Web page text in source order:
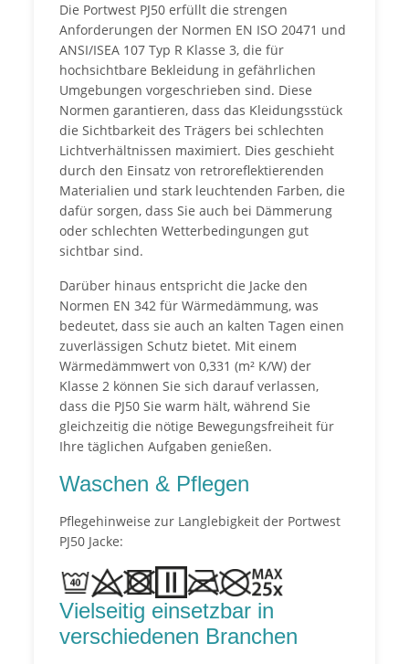
Die Portwest PJ50 erfüllt die strengen
Anforderungen der Normen EN ISO 20471 und
ANSI/ISEA 107 Typ R Klasse 3, die für
hochsichtbare Bekleidung in gefährlichen
Umgebungen vorgeschrieben sind. Diese
Normen garantieren, dass das Kleidungsstück
die Sichtbarkeit des Trägers bei schlechten
Lichtverhältnissen maximiert. Dies geschieht
durch den Einsatz von retroreflektierenden
Materialien und stark leuchtenden Farben, die
dafür sorgen, dass Sie auch bei Dämmerung
oder schlechten Wetterbedingungen gut
sichtbar sind.
Darüber hinaus entspricht die Jacke den
Normen EN 342 für Wärmedämmung, was
bedeutet, dass sie auch an kalten Tagen einen
zuverlässigen Schutz bietet. Mit einem
Wärmedämmwert von 0,331 (m² K/W) der
Klasse 2 können Sie sich darauf verlassen,
dass die PJ50 Sie warm hält, während Sie
gleichzeitig die nötige Bewegungsfreiheit für
Ihre täglichen Aufgaben genießen.
Waschen & Pflegen
Pflegehinweise zur Langlebigkeit der Portwest
PJ50 Jacke:
Vielseitig einsetzbar in
verschiedenen Branchen